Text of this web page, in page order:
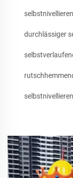
durchlässiger